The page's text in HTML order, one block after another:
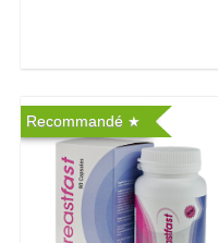
Recommandé